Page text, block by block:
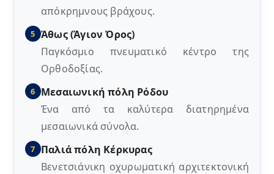
απόκρημνους βράχους.
5 Άθως (Άγιον Όρος)
Παγκόσμιο πνευματικό κέντρο της
Ορθοδοξίας.
6
Μεσαιωνική πόλη Ρόδου
Ένα από τα καλύτερα διατηρημένα
μεσαιωνικά σύνολα.
7
Παλιά πόλη Κέρκυρας
Βενετσιάνικη οχυρωματική αρχιτεκτονική